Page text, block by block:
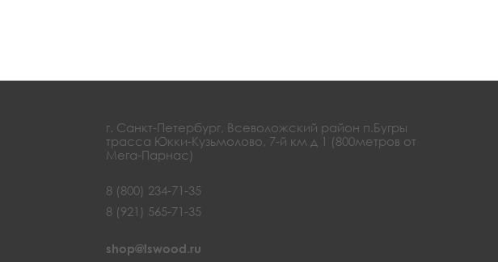
г. Санкт-Петербург, Всеволожский район п.Бугры
трасса Юкки-Кузьмолово, 7-й км д 1 (800метров от
Мега-Парнас)
8 (800) 234-71-35
8 (921) 565-71-35
shop@lswood.ru